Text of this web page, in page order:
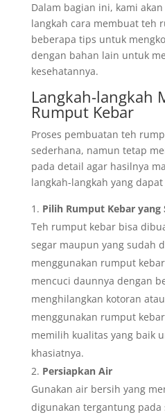
Dalam bagian ini, kami
langkah cara membuat teh
beberapa tips untuk
dengan bahan lain untuk
kesehatannya.
Langkah-langkah
Rumput Kebar
Proses pembuatan teh
sederhana, namun tetap
pada detail agar hasilnya
langkah-langkah yang
Pilih Rumput Kebar yang
Teh rumput kebar bisa
segar maupun yang sudah
menggunakan rumput
mencuci daunnya dengan
menghilangkan kotoran
menggunakan rumput
memilih kualitas yang baik
khasiatnya.
Persiapkan Air
Gunakan air bersih yang
digunakan tergantung pada